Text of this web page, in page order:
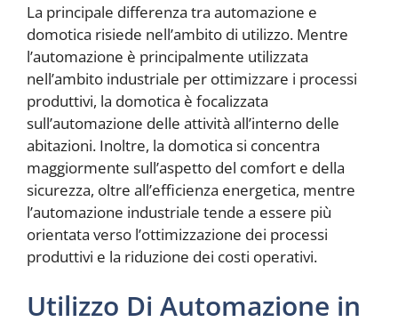
La principale differenza tra automazione e
domotica risiede nell’ambito di utilizzo. Mentre
l’automazione è principalmente utilizzata
nell’ambito industriale per ottimizzare i processi
produttivi, la domotica è focalizzata
sull’automazione delle attività all’interno delle
abitazioni. Inoltre, la domotica si concentra
maggiormente sull’aspetto del comfort e della
sicurezza, oltre all’efficienza energetica, mentre
l’automazione industriale tende a essere più
orientata verso l’ottimizzazione dei processi
produttivi e la riduzione dei costi operativi.
Utilizzo Di Automazione in